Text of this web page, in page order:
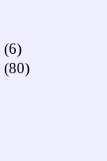
(6)
(80)